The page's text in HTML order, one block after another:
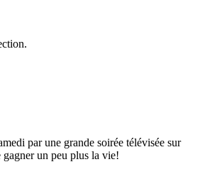
par une grande soirée télévisée sur
un peu plus la vie!